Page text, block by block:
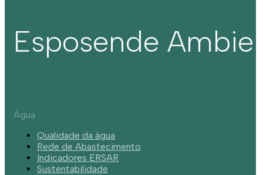
Esposende
Água
Qualidade da água
Rede de Abastecimento
Indicadores ERSAR
Sustentabilidade